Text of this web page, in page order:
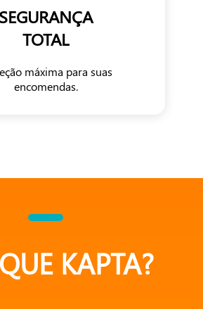
SEGURANÇA
TOTAL
máxima para suas
encomendas.
KAPTA?